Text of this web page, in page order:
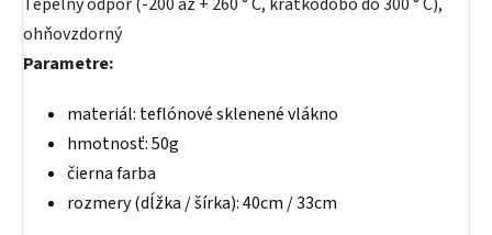
ohňovzdorný
Parametre:
materiál: teflónové sklenené vlákno
hmotnosť: 50g
čierna farba
rozmery (dĺžka / šírka): 40cm / 33cm